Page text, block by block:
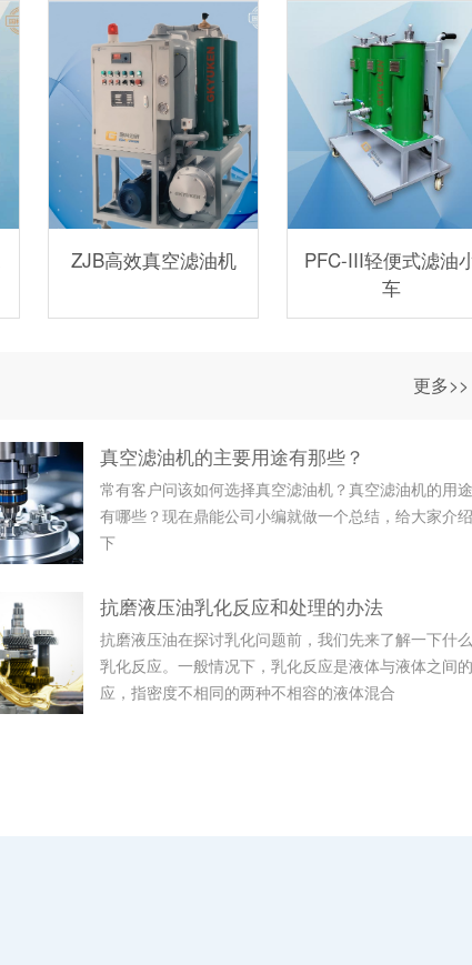
ZJB高效真空滤油机
PFC-III轻便式滤油
车
更多>>
真空滤油机的主要用途有那些？
常有客户问该如何选择真空滤油机？真空滤油机的用
有哪些？现在鼎能公司小编就做一个总结，给大家介
下
抗磨液压油乳化反应和处理的办法
抗磨液压油在探讨乳化问题前，我们先来了解一下什
乳化反应。一般情况下，乳化反应是液体与液体之间
应，指密度不相同的两种不相容的液体混合